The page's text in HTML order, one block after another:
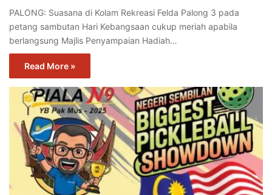
PALONG: Suasana di Kolam Rekreasi Felda Palong 3 pada
petang sambutan Hari Kebangsaan cukup meriah apabila
berlangsung Majlis Penyampaian Hadiah…
Read More »